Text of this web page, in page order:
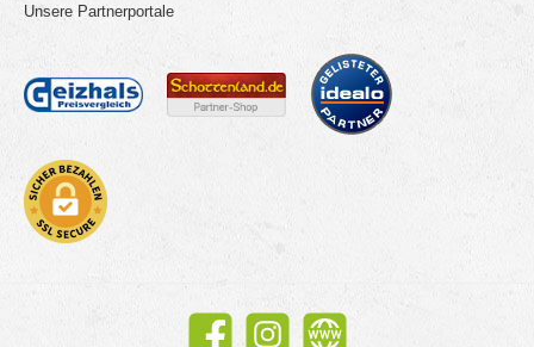
Unsere Partnerportale
Facebook Instagram Website